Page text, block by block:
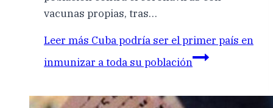
vacunas propias, tras…
Leer más Cuba podría ser el primer país en
inmunizar a toda su población